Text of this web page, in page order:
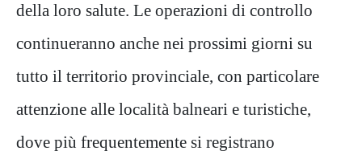
della loro salute. Le operazioni di controllo
continueranno anche nei prossimi giorni su
tutto il territorio provinciale, con particolare
attenzione alle località balneari e turistiche,
dove più frequentemente si registrano